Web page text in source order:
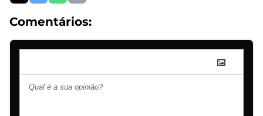
Comentários: